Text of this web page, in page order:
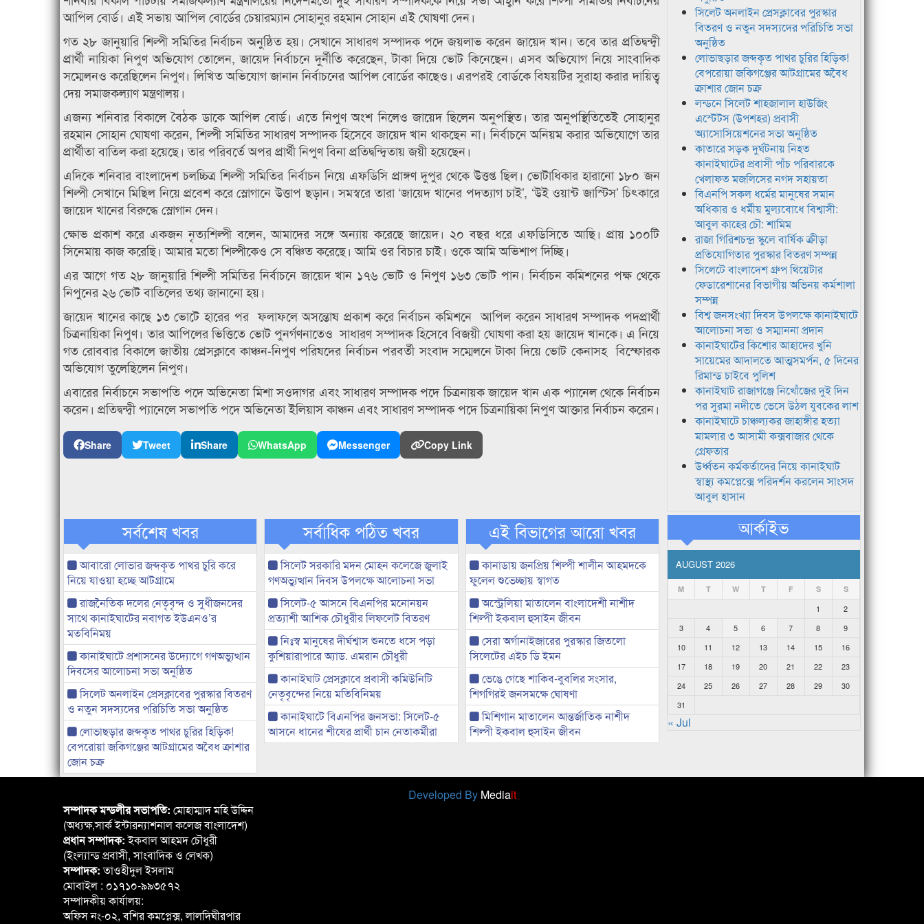
আপিল বোর্ড। এই সভায় আপিল বোর্ডের চেয়ারম্যান সোহানুর রহমান সোহান এই ঘোষণা দেন।
গত ২৮ জানুয়ারি শিল্পী সমিতির নির্বাচন অনুষ্ঠিত হয়। সেখানে সাধারণ সম্পাদক পদে জয়লাভ করেন জায়েদ খান। তবে তার প্রতিদ্বন্দ্বী
প্রার্থী নায়িকা নিপুণ অভিযোগ তোলেন, জায়েদ নির্বাচনে দুর্নীতি করেছেন, টাকা দিয়ে ভোট কিনেছেন। এসব অভিযোগ নিয়ে সাংবাদিক
সম্মেলনও করেছিলেন নিপুণ। লিখিত অভিযোগ জানান নির্বাচনের আপিল বোর্ডের কাছেও। এরপরই বোর্ডকে বিষয়টির সুরাহা করার দায়িত্ব
দেয় সমাজকল্যাণ মন্ত্রণালয়।
এজন্য শনিবার বিকালে বৈঠক ডাকে আপিল বোর্ড। এতে নিপুণ অংশ নিলেও জায়েদ ছিলেন অনুপস্থিত। তার অনুপস্থিতিতেই সোহানুর
রহমান সোহান ঘোষণা করেন, শিল্পী সমিতির সাধারণ সম্পাদক হিসেবে জায়েদ খান থাকছেন না। নির্বাচনে অনিয়ম করার অভিযোগে তার
প্রার্থীতা বাতিল করা হয়েছে। তার পরিবর্তে অপর প্রার্থী নিপুণ বিনা প্রতিদ্বন্দ্বিতায় জয়ী হয়েছেন।
এদিকে শনিবার বাংলাদেশ চলচ্চিত্র শিল্পী সমিতির নির্বাচন নিয়ে এফডিসি প্রাঙ্গণ দুপুর থেকে উত্তপ্ত ছিল। ভোটাধিকার হারানো ১৮০ জন
শিল্পী সেখানে মিছিল নিয়ে প্রবেশ করে স্লোগানে উত্তাপ ছড়ান। সমস্বরে তারা ‘জায়েদ খানের পদত্যাগ চাই’, ‘উই ওয়ান্ট জাস্টিস’ চিৎকারে
জায়েদ খানের বিরুদ্ধে স্লোগান দেন।
ক্ষোভ প্রকাশ করে একজন নৃত্যশিল্পী বলেন, আমাদের সঙ্গে অন্যায় করেছে জায়েদ। ২০ বছর ধরে এফডিসিতে আছি। প্রায় ১০০টি
সিনেমায় কাজ করেছি। আমার মতো শিল্পীকেও সে বঞ্চিত করেছে। আমি ওর বিচার চাই। ওকে আমি অভিশাপ দিচ্ছি।
এর আগে গত ২৮ জানুয়ারি শিল্পী সমিতির নির্বাচনে জায়েদ খান ১৭৬ ভোট ও নিপুণ ১৬৩ ভোট পান। নির্বাচন কমিশনের পক্ষ থেকে
নিপুনের ২৬ ভোট বাতিলের তথ্য জানানো হয়।
জায়েদ খানের কাছে ১৩ ভোটে হারের পর ফলাফলে অসন্তোষ প্রকাশ করে নির্বাচন কমিশনে আপিল করেন সাধারণ সম্পাদক পদপ্রার্থী
চিত্রনায়িকা নিপুণ। তার আপিলের ভিত্তিতে ভোট পুনর্গণনাতেও সাধারণ সম্পাদক হিসেবে বিজয়ী ঘোষণা করা হয় জায়েদ খানকে। এ নিয়ে
গত রোববার বিকালে জাতীয় প্রেসক্লাবে কাঞ্চন-নিপুণ পরিষদের নির্বাচন পরবর্তী সংবাদ সম্মেলনে টাকা দিয়ে ভোট কেনাসহ বিস্ফোরক
অভিযোগ তুলেছিলেন নিপুণ।
এবারের নির্বাচনে সভাপতি পদে অভিনেতা মিশা সওদাগর এবং সাধারণ সম্পাদক পদে চিত্রনায়ক জায়েদ খান এক প্যানেল থেকে নির্বাচন
করেন। প্রতিদ্বন্দ্বী প্যানেলে সভাপতি পদে অভিনেতা ইলিয়াস কাঞ্চন এবং সাধারণ সম্পাদক পদে চিত্রনায়িকা নিপুণ আক্তার নির্বাচন করেন।
Share Tweet Share WhatsApp Messenger Copy Link
সর্বশেষ খবর
আবারো লোভার জব্দকৃত পাথর চুরি করে
নিয়ে যাওয়া হচ্ছে আটগ্রামে
রাজনৈতিক দলের নেতৃবৃন্দ ও সুধীজনদের
সাথে কানাইঘাটের নবাগত ইউএনও’র
মতবিনিময়
কানাইঘাটে প্রশাসনের উদ্যোগে গণঅভ্যুত্থান
দিবসের আলোচনা সভা অনুষ্ঠিত
সিলেট অনলাইন প্রেসক্লাবের পুরস্কার বিতরণ
ও নতুন সদস্যদের পরিচিতি সভা অনুষ্ঠিত
লোভাছড়ার জব্দকৃত পাথর চুরির হিড়িক!
বেপরোয়া জকিগঞ্জের আটগ্রামের অবৈধ ক্রাশার
জোন চক্র
সর্বাধিক পঠিত খবর
সিলেট সরকারি মদন মোহন কলেজে জুলাই
গণঅভ্যুত্থান দিবস উপলক্ষে আলোচনা সভা
সিলেট-৫ আসনে বিএনপির মনোনয়ন
প্রত্যাশী আশিক চৌধুরীর লিফলেট বিতরণ
নিঃস্ব মানুষের দীর্ঘশ্বাস শুনতে ধসে পড়া
কুশিয়ারাপারে অ্যাড. এমরান চৌধুরী
কানাইঘাট প্রেসক্লাবে প্রবাসী কমিউনিটি
নেতৃবৃন্দের নিয়ে মতিবিনিময়
কানাইঘাটে বিএনপির জনসভা: সিলেট-৫
আসনে ধানের শীষের প্রার্থী চান নেতাকর্মীরা
এই বিভাগের আরো খবর
কানাডায় জনপ্রিয় শিল্পী শালীন আহমদকে
ফুলেল শুভেচ্ছায় স্বাগত
অস্ট্রেলিয়া মাতালেন বাংলাদেশী নাশীদ
শিল্পী ইকবাল হুসাইন জীবন
সেরা অর্গানাইজারের পুরস্কার জিতলো
সিলেটের এইচ ডি ইমন
ভেঙে গেছে শাকিব-বুবলির সংসার,
শিগগিরই জনসমক্ষে ঘোষণা
মিশিগান মাতালেন আন্তর্জাতিক নাশীদ
শিল্পী ইকবাল হুসাইন জীবন
সিলেট অনলাইন প্রেসক্লাবের পুরস্কার
বিতরণ ও নতুন সদস্যদের পরিচিতি সভা
অনুষ্ঠিত
লোভাছড়ার জব্দকৃত পাথর চুরির হিড়িক!
বেপরোয়া জকিগঞ্জের আটগ্রামের অবৈধ
ক্রাশার জোন চক্র
লন্ডনে সিলেট শাহজালাল হাউজিং
এস্টেটস (উপশহর) প্রবাসী
অ্যাসোসিয়েশনের সভা অনুষ্ঠিত
কাতারে সড়ক দুর্ঘটনায় নিহত
কানাইঘাটের প্রবাসী পাঁচ পরিবারকে
খেলাফত মজলিসের নগদ সহায়তা
বিএনপি সকল ধর্মের মানুষের সমান
অধিকার ও ধর্মীয় মুল্যবোধে বিশ্বাসী:
আবুল কাহের চৌ: শামিম
রাজা গিরিশচন্দ্র স্কুলে বার্ষিক ক্রীড়া
প্রতিযোগিতার পুরস্কার বিতরণ সম্পন্ন
সিলেটে বাংলাদেশ গ্রুপ থিয়েটার
ফেডারেশানের বিভাগীয় অভিনয় কর্মশালা
সম্পন্ন
বিশ্ব জনসংখ্যা দিবস উপলক্ষে কানাইঘাটে
আলোচনা সভা ও সম্মাননা প্রদান
কানাইঘাটের কিশোর আহাদের খুনি
সায়েমের আদালতে আত্মসমর্পন, ৫ দিনের
রিমান্ড চাইবে পুলিশ
কানাইঘাট রাজাগঞ্জে নিখোঁজের দুই দিন
পর সুরমা নদীতে ভেসে উঠল যুবকের লাশ
কানাইঘাটে চাঞ্চল্যকর জাহাঙ্গীর হত্যা
মামলার ৩ আসামী কক্সবাজার থেকে
গ্রেফতার
উর্ধ্বতন কর্মকর্তাদের নিয়ে কানাইঘাট
স্বাস্থ্য কমপ্লেক্সে পরিদর্শন করলেন সাংসদ
আবুল হাসান
আর্কাইভ
AUGUST 2026
M T W T F S S
1
2
3
4 5 6 7 8
9
10
11 12 13 14 15
16
17
18 19 20 21 22
23
24
25 26 27 28 29
30
31
« Jul
Developed By Mediait
সম্পাদক মন্ডলীর সভাপতি: মোহাম্মাদ মহি উদ্দিন
(অধ্যক্ষ,সার্ক ইন্টারন্যাশনাল কলেজ বাংলাদেশ)
প্রধান সম্পাদক:ইকবাল আহমদ চৌধুরী
(ইংল্যান্ড প্রবাসী, সাংবাদিক ও লেখক)
সম্পাদক:তাওহীদুল ইসলাম
মোবাইল : ০১৭১০-৯৯৩৫৭২
সম্পাদকীয় কার্যালয়:
অফিস নং-০২, বশির কমপ্লেক্স, লালদিঘীরপার